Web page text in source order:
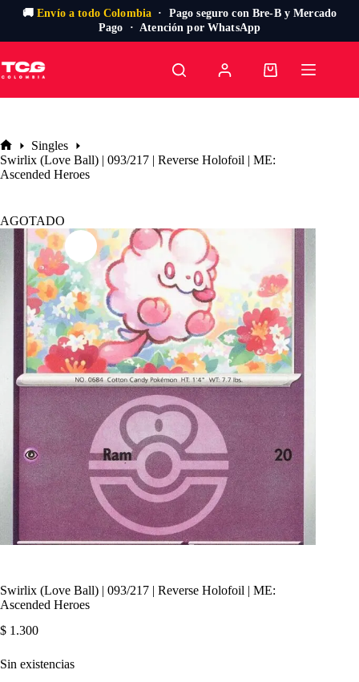
🚚Envío a todo Colombia · Pago seguro con Bre-B y Mercado
Pago · Atención por WhatsApp
al
contenido
Carro
Inicio
Singles
Swirlix (Love Ball) | 093/217 | Reverse Holofoil | ME:
Ascended Heroes
AGOTADO
Swirlix (Love Ball) | 093/217 | Reverse Holofoil | ME:
Ascended Heroes
$ 1.300
Sin existencias